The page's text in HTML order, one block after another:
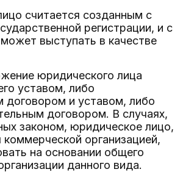
считается созданным с
регистрации, и с
выступать в качестве
юридического лица
уставом, либо
договором и уставом, либо
договором. В случаях,
законом, юридическое лицо,
организацией,
на основании общего
данного вида.